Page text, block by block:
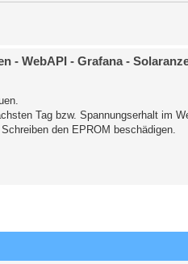
- WebAPI - Grafana -
Tag bzw. Spannungserhalt im
den EPROM beschädigen.